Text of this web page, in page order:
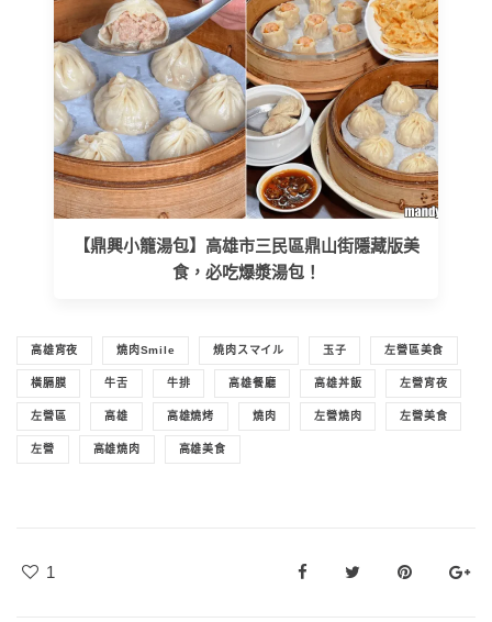
【鼎興小籠湯包】高雄市三民區鼎山街隱藏版美
食，必吃爆漿湯包！
高雄宵夜 燒肉Smile 焼肉スマイル 玉子 左營區美食
橫膈膜 牛舌 牛排 高雄餐廳 高雄丼飯 左營宵夜
左營區 高雄 高雄燒烤 燒肉 左營燒肉 左營美食
左營 高雄燒肉 高雄美食
1